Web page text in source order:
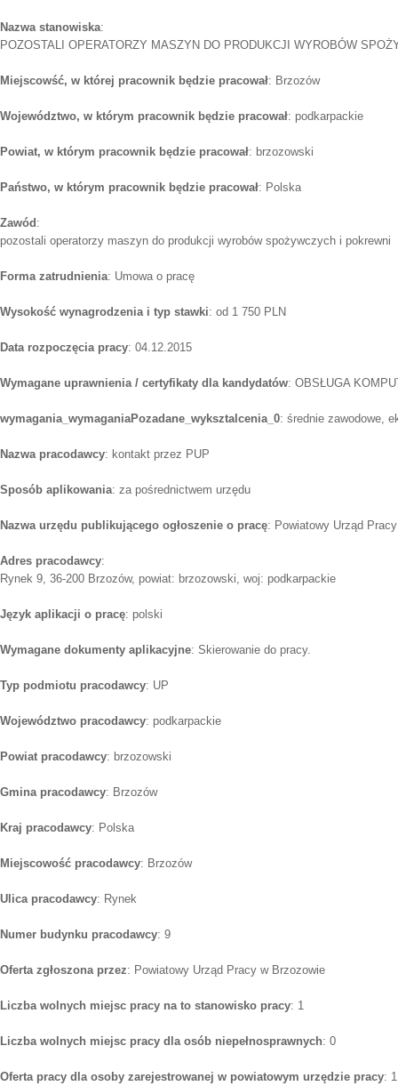
Nazwa stanowiska:
POZOSTALI OPERATORZY MASZYN DO PRODUKCJI WYROBÓW
Miejscowść, w której pracownik będzie pracował: Brzozów
Województwo, w którym pracownik będzie pracował: podkarpackie
Powiat, w którym pracownik będzie pracował: brzozowski
Państwo, w którym pracownik będzie pracował: Polska
Zawód :
pozostali operatorzy maszyn do produkcji wyrobów spożywczych i pokrewni
Forma zatrudnienia: Umowa o pracę
Wysokość wynagrodzenia i typ stawki: od 1 750 PLN
Data rozpoczęcia pracy: 04.12.2015
Wymagane uprawnienia / certyfikaty dla kandydatów: OBSŁUGA
wymagania_wymaganiaPozadane_wyksztalcenia_0: średnie zawodowe,
Nazwa pracodawcy: kontakt przez PUP
Sposób aplikowania: za pośrednictwem urzędu
Nazwa urzędu publikującego ogłoszenie o pracę: Powiatowy Urząd
Adres pracodawcy:
Rynek 9, 36-200 Brzozów, powiat: brzozowski, woj: podkarpackie
Język aplikacji o pracę: polski
Wymagane dokumenty aplikacyjne: Skierowanie do pracy.
Typ podmiotu pracodawcy: UP
Województwo pracodawcy: podkarpackie
Powiat pracodawcy: brzozowski
Gmina pracodawcy: Brzozów
Kraj pracodawcy: Polska
Miejscowość pracodawcy: Brzozów
Ulica pracodawcy: Rynek
Numer budynku pracodawcy: 9
Oferta zgłoszona przez: Powiatowy Urząd Pracy w Brzozowie
Liczba wolnych miejsc pracy na to stanowisko pracy: 1
Liczba wolnych miejsc pracy dla osób niepełnosprawnych: 0
Oferta pracy dla osoby zarejestrowanej w powiatowym urzędzie pracy: 1